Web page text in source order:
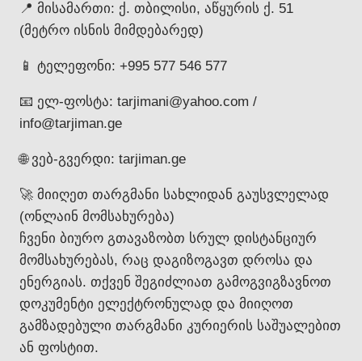
📍 მისამართი: ქ. თბილისი, აწყურის ქ. 51
(მეტრო ისნის მიმდებარედ)
📱 ტელეფონი: +995 577 546 577
📧 ელ-ფოსტა: tarjimani@yahoo.com /
info@tarjiman.ge
🌐 ვებ-გვერდი: tarjiman.ge
🚀 მიიღეთ თარგმანი სახლიდან გაუსვლელად
(ონლაინ მომსახურება)
ჩვენი ბიურო გთავაზობთ სრულ დისტანციურ
მომსახურებას, რაც დაგიზოგავთ დროსა და
ენერგიას. თქვენ შეგიძლიათ გამოგვიგზავნოთ
დოკუმენტი ელექტრონულად და მიიღოთ
გამზადებული თარგმანი კურიერის საშუალებით
ან ფოსტით.